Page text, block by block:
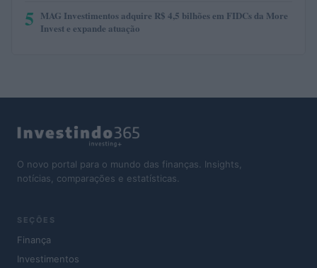
5 MAG Investimentos adquire R$ 4,5 bilhões em FIDCs da More
Invest e expande atuação
O novo portal para o mundo das finanças. Insights,
notícias, comparações e estatísticas.
SEÇÕES
Finança
Investimentos